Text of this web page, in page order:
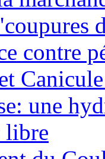
contre
et
une
libre